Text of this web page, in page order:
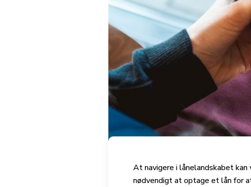
At navigere i lånelandskabet
nødvendigt at optage et lån for